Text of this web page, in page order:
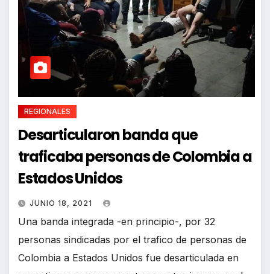
REGIONALES
Desarticularon banda que
traficaba personas de Colombia a
Estados Unidos
JUNIO 18, 2021
Una banda integrada -en principio-, por 32
personas sindicadas por el trafico de personas de
Colombia a Estados Unidos fue desarticulada en